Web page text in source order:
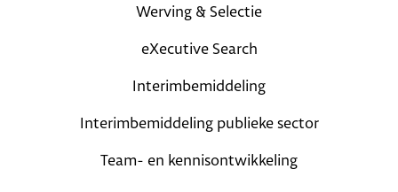
Werving & Selectie
eXecutive Search
Interimbemiddeling
Interimbemiddeling publieke sector
Team- en kennisontwikkeling